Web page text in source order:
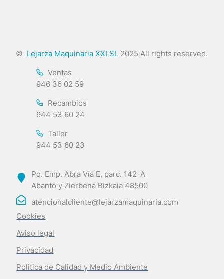
© Lejarza Maquinaria XXI SL 2025 All rights reserved.
Ventas
946 36 02 59
Recambios
944 53 60 24
Taller
944 53 60 23
Pq. Emp. Abra Vía E, parc. 142-A
Abanto y Zierbena Bizkaia 48500
atencionalcliente@lejarzamaquinaria.com
Cookies
Aviso legal
Privacidad
Politica de Calidad y Medio Ambiente